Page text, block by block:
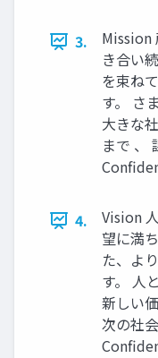
3.
Mission
き合い
を束ね
す。 さ
大きな
まで 、
4.
Vision
望に満
た、よ
す。 人
新しい
次の社